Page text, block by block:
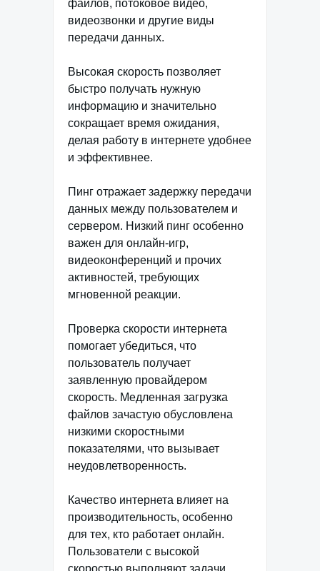
файлов, потоковое видео,
видеозвонки и другие виды
передачи данных.
Высокая скорость позволяет
быстро получать нужную
информацию и значительно
сокращает время ожидания,
делая работу в интернете удобнее
и эффективнее.
Пинг отражает задержку передачи
данных между пользователем и
сервером. Низкий пинг особенно
важен для онлайн-игр,
видеоконференций и прочих
активностей, требующих
мгновенной реакции.
Проверка скорости интернета
помогает убедиться, что
пользователь получает
заявленную провайдером
скорость. Медленная загрузка
файлов зачастую обусловлена
низкими скоростными
показателями, что вызывает
неудовлетворенность.
Качество интернета влияет на
производительность, особенно
для тех, кто работает онлайн.
Пользователи с высокой